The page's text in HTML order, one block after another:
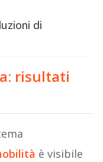
di
risultati
è visibile